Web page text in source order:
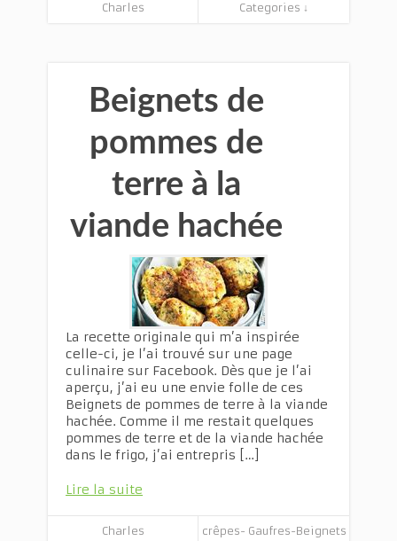
Charles Categories ↓
Beignets de
pommes de
terre à la
viande hachée
La recette originale qui m’a inspirée
celle-ci, je l’ai trouvé sur une page
culinaire sur Facebook. Dès que je l’ai
aperçu, j’ai eu une envie folle de ces
Beignets de pommes de terre à la viande
hachée. Comme il me restait quelques
pommes de terre et de la viande hachée
dans le frigo, j’ai entrepris […]
Lire la suite
Charles crêpes- Gaufres-Beignets